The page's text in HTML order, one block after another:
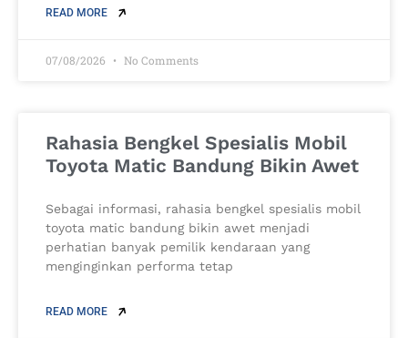
READ MORE
07/08/2026 No Comments
Rahasia Bengkel Spesialis Mobil
Toyota Matic Bandung Bikin Awet
Sebagai informasi, rahasia bengkel spesialis mobil
toyota matic bandung bikin awet menjadi
perhatian banyak pemilik kendaraan yang
menginginkan performa tetap
READ MORE